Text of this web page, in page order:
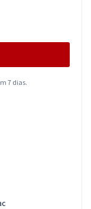
7 dias.